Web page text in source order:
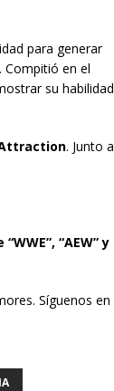
para generar
en el
su habilidad
. Junto a
“AEW” y
Síguenos en